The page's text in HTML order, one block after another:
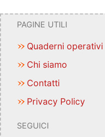
PAGINE UTILI
Quaderni operativi
Chi siamo
Contatti
Privacy Policy
SEGUICI